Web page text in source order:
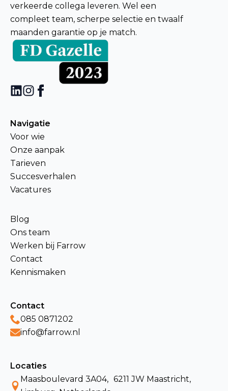
verkeerde collega leveren. Wel een
compleet team, scherpe selectie en twaalf
maanden garantie op je match.
Navigatie
Voor wie
Onze aanpak
Tarieven
Succesverhalen
Vacatures
Blog
Ons team
Werken bij Farrow
Contact
Kennismaken
Contact
085 0871202
info@farrow.nl
Locaties
Maasboulevard 3A04, 6211 JW Maastricht,